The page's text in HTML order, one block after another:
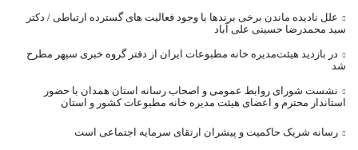
علل نادیده ماندن برخی برندها با وجود فعالیت های گسترده ارتباطی / دکتر
سید محمدرضا حسینی علی آباد
در بازدید هیئت‌مدیره خانه مطبوعات ایران از دفتر گروه خبری سپهر مطرح
شد
نشست شورای روابط عمومی و اصحاب رسانه استان همدان با حضور
استاندار محترم و اعضای هیئت مدیره خانه مطبوعات کشور و استان
رسانه شریک حاکمیت و پیشران ارتقای سرمایه اجتماعی است